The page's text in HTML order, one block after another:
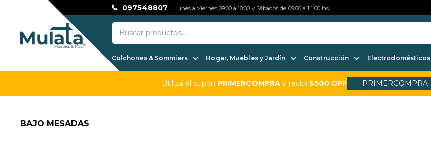
Colchones & Sommiers Hogar, Muebles y Jardín Construcción Electrodomésticos
097548807 Lunes a Viernes 09:00 a 18:00 y Sábados de 09:00 a 14:00 hs
Utilizá el cupón PRIMERCOMPRA y recibí $500 OFF PRIMERCOMPRA
BAJO MESADAS